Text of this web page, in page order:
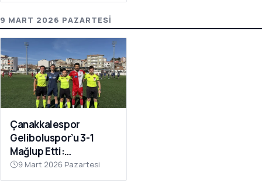
9 MART 2026 PAZARTESI
Çanakkalespor
Geliboluspor’u 3-1
Mağlup Etti:
Yenilmezlik Serisi 18
Maça Çıktı
9 Mart 2026 Pazartesi